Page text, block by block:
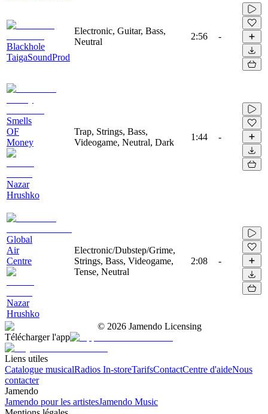
Blackhole
TaigaSoundProd
Electronic, Guitar, Bass,
Neutral
2:56 -
Smells
OF
Money
Nazar
Hrushko
Trap, Strings, Bass,
Videogame, Neutral, Dark
1:44 -
Global
Air
Centre
Nazar
Hrushko
Electronic/Dubstep/Grime,
Strings, Bass, Videogame,
Tense, Neutral
2:08 -
© 2026 Jamendo Licensing
Télécharger l'app
Liens utiles
Catalogue musicalRadios In-storeTarifsContactCentre d'aideNous
contacter
Jamendo
Jamendo pour les artistesJamendo Music